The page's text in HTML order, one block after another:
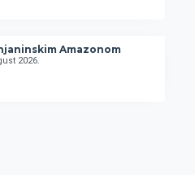
Amazonom
2026.